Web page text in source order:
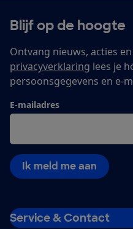
Blijf op de hoogte
Ontvang nieuws, acties
privacyverklaring lees je
persoonsgegevens en e-
E-mailadres
Ik meld me aan
Service & Contact